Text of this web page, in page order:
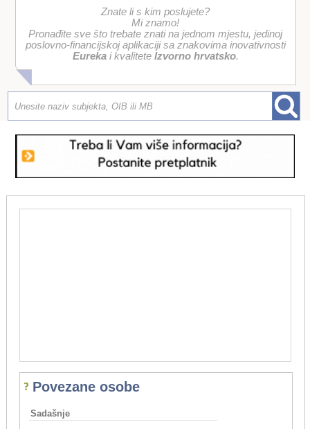
Znate li s kim poslujete?
Mi znamo!
Pronađite sve što trebate znati na jednom mjestu, jedinoj
poslovno-financijskoj aplikaciji sa znakovima inovativnosti
Eurekai kvalitete Izvorno hrvatsko.
Povezane osobe
Sadašnje